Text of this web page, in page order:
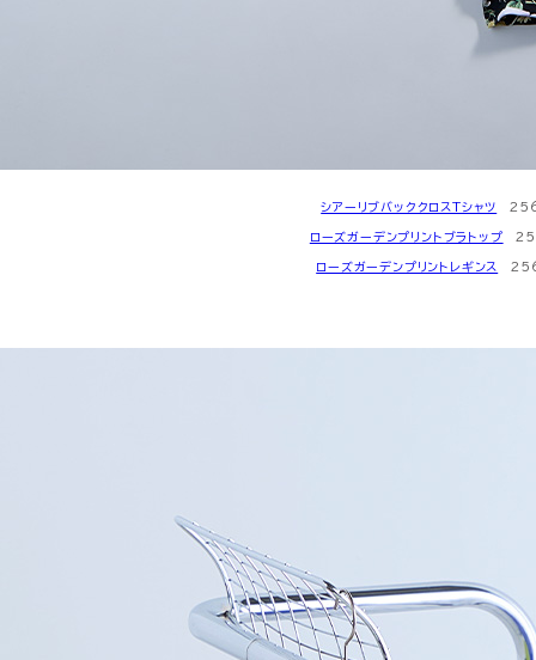
シアーリブバッククロスTシャツ
ローズガーデンプリントブラトップ
ローズガーデンプリントレギンス